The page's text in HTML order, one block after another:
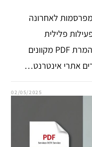
רשויות אכיפת החוק, ובראשן ה- FBI מפרסמות לאחרונה
פלילית
מתוחכמת המתבצעת בחסות שירותי המרת PDF מקוונים
אתרי אינטרנט…
02/05/2025